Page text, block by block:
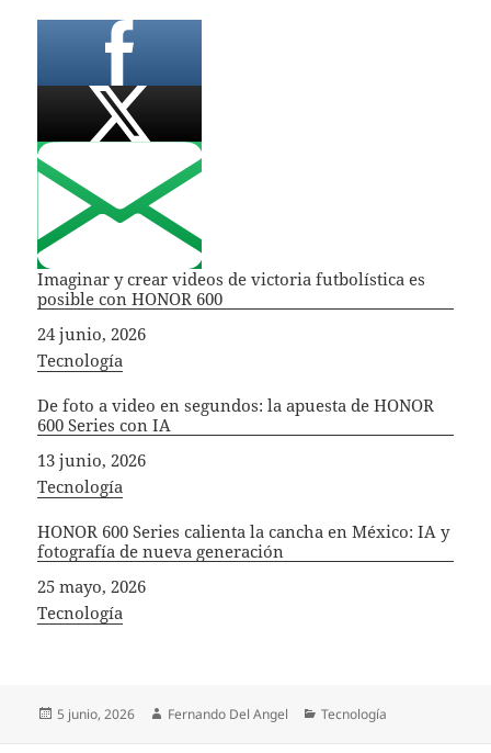
Imaginar y crear videos de victoria futbolística es
posible con HONOR 600
Fecha
24 junio, 2026
In relation to
Tecnología
De foto a video en segundos: la apuesta de HONOR
600 Series con IA
Fecha
13 junio, 2026
In relation to
Tecnología
HONOR 600 Series calienta la cancha en México: IA y
fotografía de nueva generación
Fecha
25 mayo, 2026
In relation to
Tecnología
Publicado
5 junio, 2026 Autor
Fernando Del Angel Categorías
Tecnología